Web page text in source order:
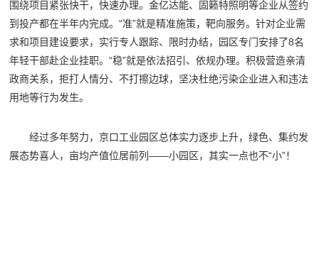
围绕项目紧张快干，快速办理。金亿达能、固籁特照明等企业从签约
到投产都在半年内完成。“准”就是精准施策，靶向服务。针对企业需
求和项目建设要求，实行专人跟踪、限时办结，园区专门安排了8名
年轻干部赴企业挂职。“稳”就是依法招引、依规办理。积极营造亲清
政商关系，拒打人情分、不打擦边球，坚决杜绝污染企业进入和违法
用地等行为发生。
经过多年努力，京口工业园区总体实力逐步上升，绿色、集约发
展态势喜人，亩均产值位居前列——小园区，其实一点也不“小”！